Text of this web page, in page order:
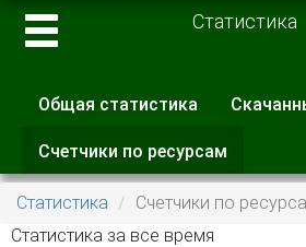
Статистика
Главные вкладки
Общая статистика
Счетчики по ресурсам
вкладка)
Статистика
Счетчики по
Статистика за все время